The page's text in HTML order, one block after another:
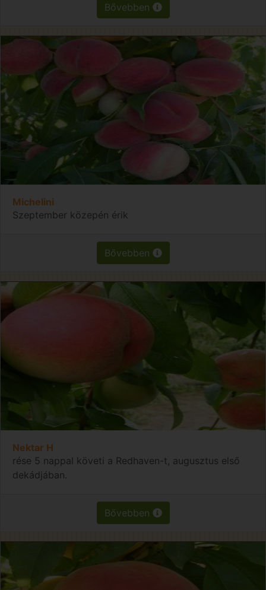
Bővebben
Michelini
Szeptember közepén érik
Bővebben
Nektar H
rése 5 nappal követi a Redhaven-t, augusztus első
dekádjában.
Bővebben